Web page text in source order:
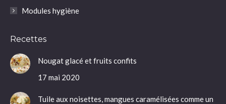
Modules hygiène
Recettes
Nougat glacé et fruits confits
17 mai 2020
Tuile aux noisettes, mangues caramélisées comme un